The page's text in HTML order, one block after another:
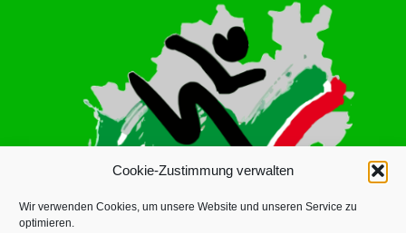
Cookie-Zustimmung verwalten
Wir verwenden Cookies, um unsere Website und unseren Service zu
optimieren.